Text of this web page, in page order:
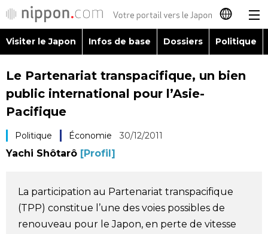
日本語
English
العربية
Русский
Visiter le Japon
Infos de base
Visiter le Japon Infos de base Dossiers Politique
Le Partenariat transpacifique, un bien
public international pour l’Asie-
Pacifique
Politique Économie 30/12/2011
Yachi Shôtarô [Profil]
La participation au Partenariat transpacifique
(TPP) constitue l’une des voies possibles de
renouveau pour le Japon, en perte de vitesse